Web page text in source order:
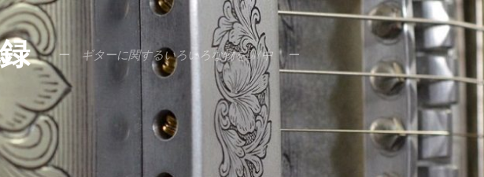
ー ギターに関するいろいろな物をDIY中 ー